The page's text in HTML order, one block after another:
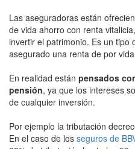
Las aseguradoras están
de vida ahorro con renta
invertir el patrimonio. Es un tipo
asegurado una renta de por
En realidad están pensados
pensión, ya que los intereses
de cualquier inversión.
Por ejemplo la tributación
En el caso de los seguros de